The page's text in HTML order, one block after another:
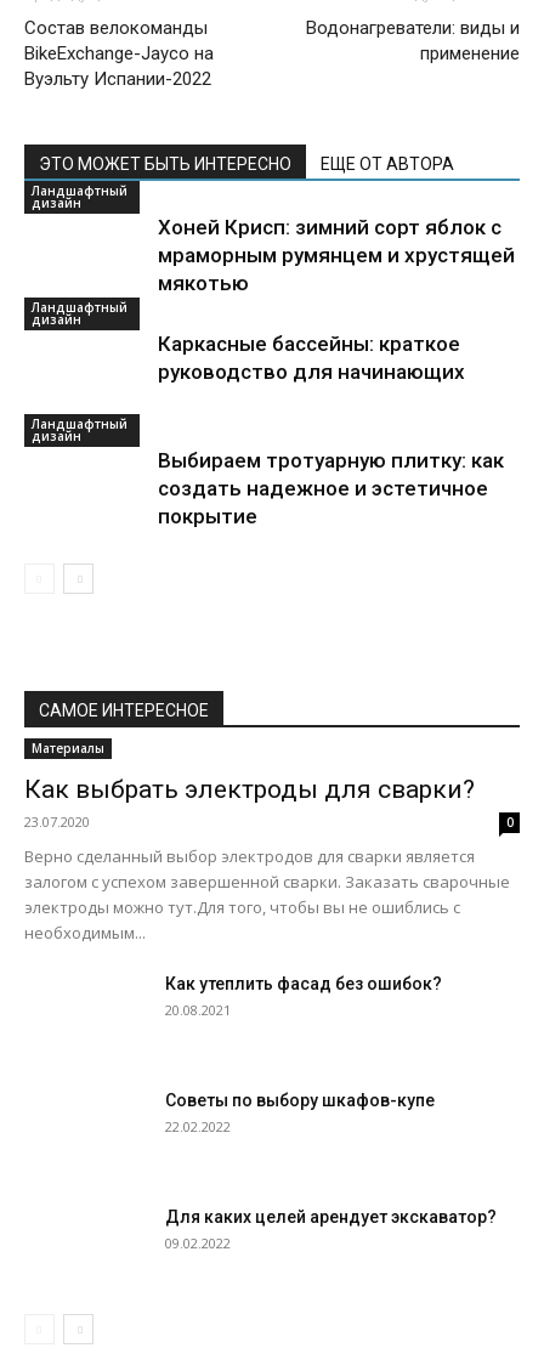
Состав велокоманды
BikeExchange-Jayco на
Вуэльту Испании-2022
Водонагреватели: виды и
применение
ЭТО МОЖЕТ БЫТЬ ИНТЕРЕСНО ЕЩЕ ОТ АВТОРА
Ландшафтный
дизайн
Хоней Крисп: зимний сорт яблок с
мраморным румянцем и хрустящей
мякотью
Ландшафтный
дизайн
Каркасные бассейны: краткое
руководство для начинающих
Ландшафтный
дизайн
Выбираем тротуарную плитку: как
создать надежное и эстетичное
покрытие
САМОЕ ИНТЕРЕСНОЕ
Материалы
Как выбрать электроды для сварки?
23.07.2020 0
Верно сделанный выбор электродов для сварки является
залогом с успехом завершенной сварки. Заказать сварочные
электроды можно тут.Для того, чтобы вы не ошиблись с
необходимым...
Как утеплить фасад без ошибок?
20.08.2021
Советы по выбору шкафов-купе
22.02.2022
Для каких целей арендует экскаватор?
09.02.2022